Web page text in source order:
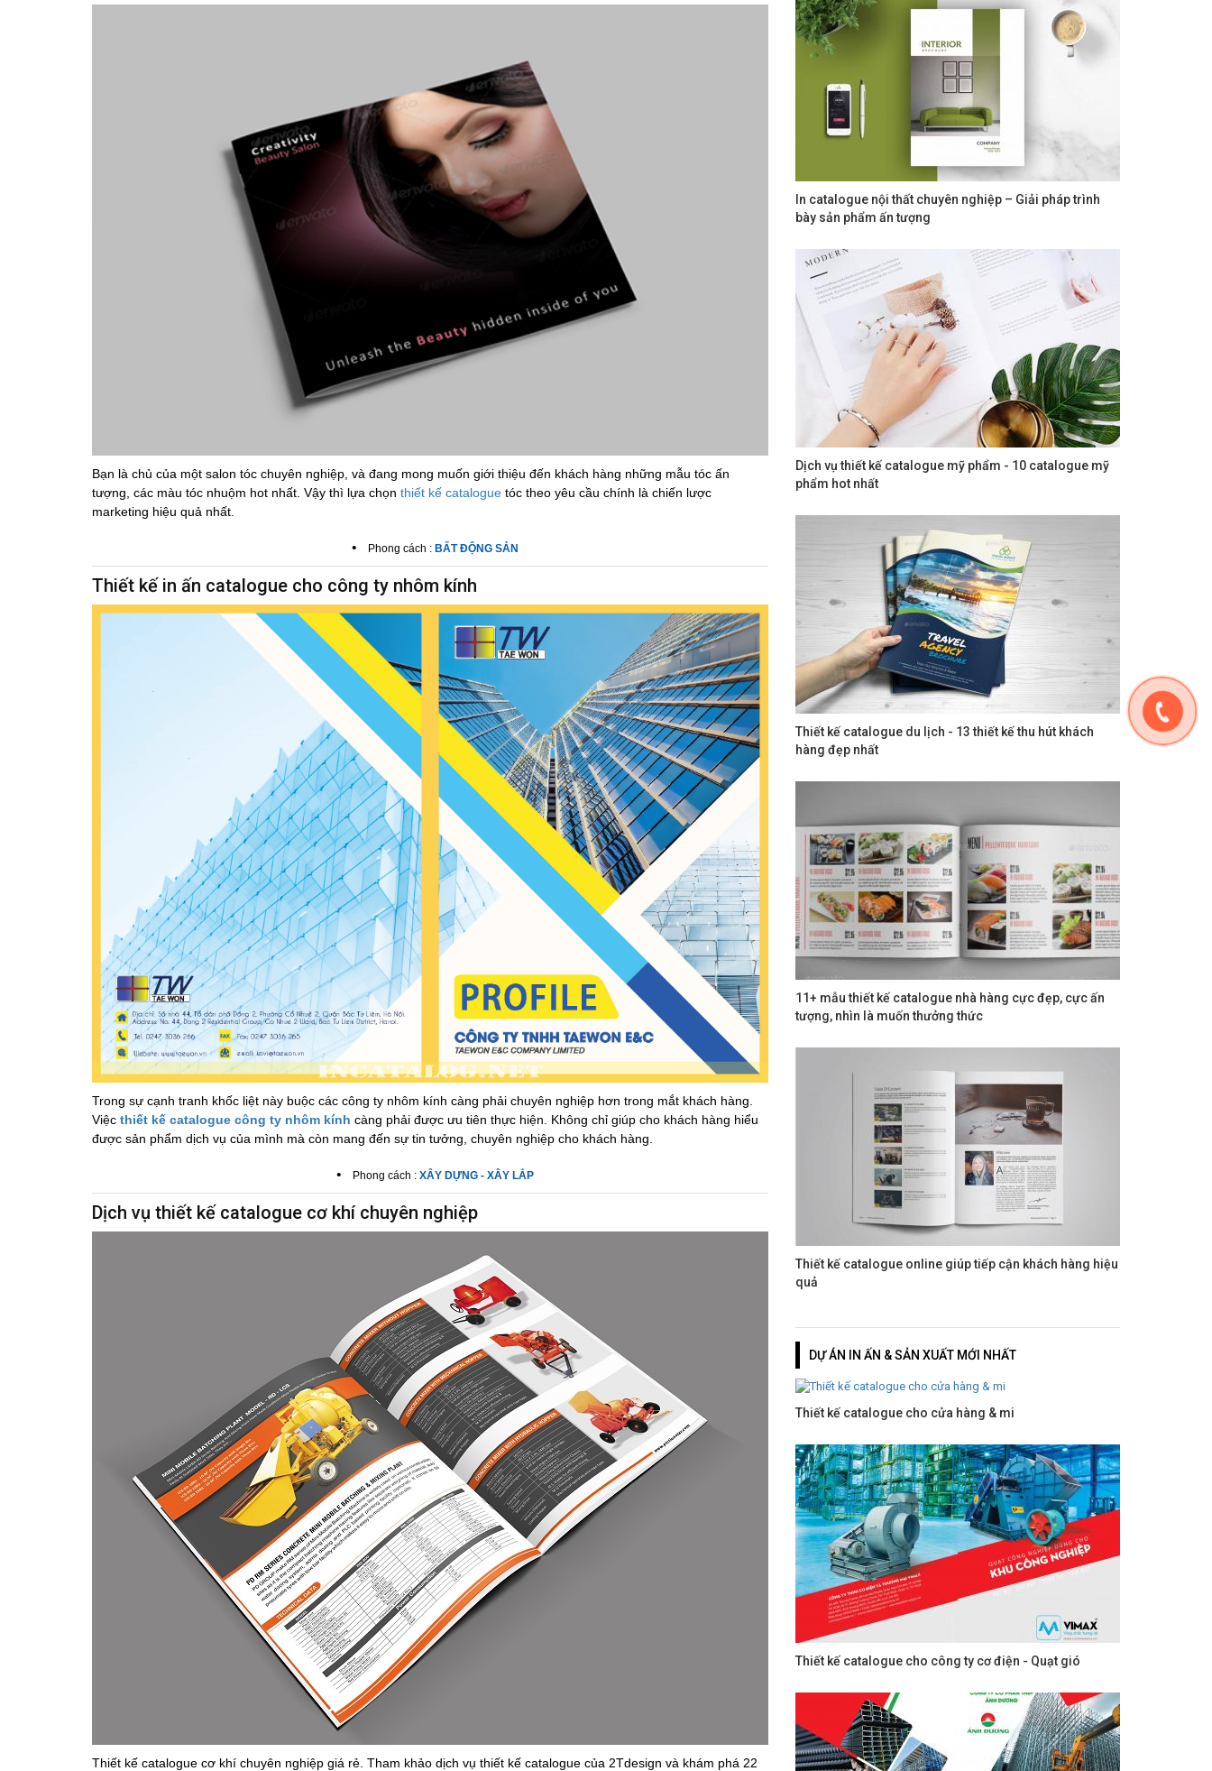
Bạn là chủ của một salon tóc chuyên nghiệp, và đang mong muốn giới thiệu đến khách hàng những mẫu tóc ấn
tượng, các màu tóc nhuộm hot nhất. Vậy thì lựa chọn thiết kế catalogue tóc theo yêu cầu chính là chiến lược
marketing hiệu quả nhất.
• Phong cách : BẤT ĐỘNG SẢN
Thiết kế in ấn catalogue cho công ty nhôm kính
Trong sự cạnh tranh khốc liệt này buộc các công ty nhôm kính càng phải chuyên nghiệp hơn trong mắt khách hàng.
Việc thiết kế catalogue công ty nhôm kính càng phải được ưu tiên thực hiện. Không chỉ giúp cho khách hàng hiểu
được sản phẩm dịch vụ của mình mà còn mang đến sự tin tưởng, chuyên nghiệp cho khách hàng.
• Phong cách : XÂY DỰNG - XÂY LẮP
Dịch vụ thiết kế catalogue cơ khí chuyên nghiệp
Thiết kế catalogue cơ khí chuyên nghiệp giá rẻ. Tham khảo dịch vụ thiết kế catalogue của 2Tdesign và khám phá 22
In catalogue nội thất chuyên nghiệp – Giải pháp trình
bày sản phẩm ấn tượng
Dịch vụ thiết kế catalogue mỹ phẩm - 10 catalogue mỹ
phẩm hot nhất
Thiết kế catalogue du lịch - 13 thiết kế thu hút khách
hàng đẹp nhất
11+ mẫu thiết kế catalogue nhà hàng cực đẹp, cực ấn
tượng, nhìn là muốn thưởng thức
Thiết kế catalogue online giúp tiếp cận khách hàng hiệu
quả
DỰ ÁN IN ẤN & SẢN XUẤT MỚI NHẤT
Thiết kế catalogue cho cửa hàng & mi
Thiết kế catalogue cho công ty cơ điện - Quạt gió